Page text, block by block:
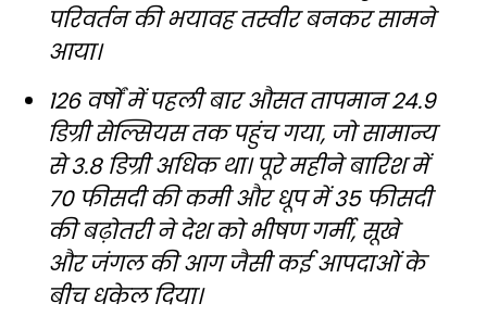
परिवर्तन की भयावह तस्वीर बनकर सामने
आया।
126 वर्षों में पहली बार औसत तापमान 24.9
डिग्री सेल्सियस तक पहुंच गया, जो सामान्य
से 3.8 डिग्री अधिक था। पूरे महीने बारिश में
70 फीसदी की कमी और धूप में 35 फीसदी
की बढ़ोतरी ने देश को भीषण गर्मी, सूखे
और जंगल की आग जैसी कई आपदाओं के
बीच धकेल दिया।